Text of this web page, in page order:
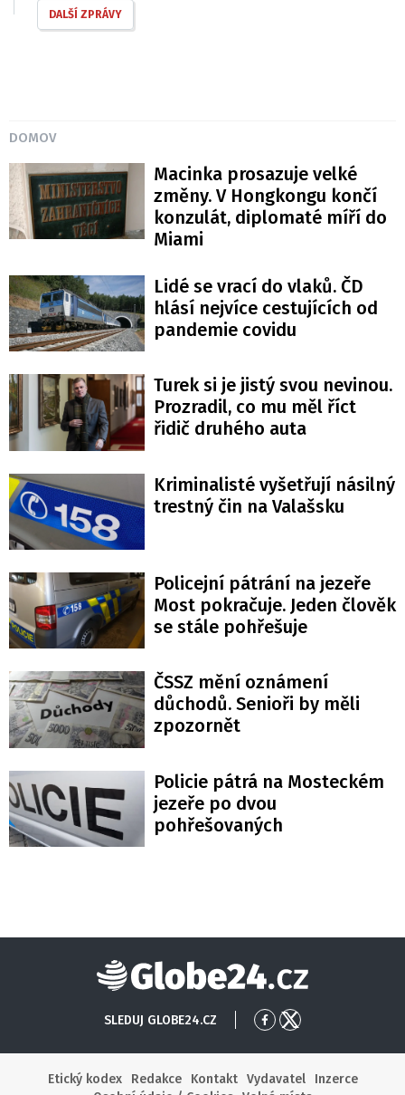
DALŠÍ ZPRÁVY
DOMOV
Macinka prosazuje velké
změny. V Hongkongu končí
konzulát, diplomaté míří do
Miami
Lidé se vrací do vlaků. ČD
hlásí nejvíce cestujících od
pandemie covidu
Turek si je jistý svou nevinou.
Prozradil, co mu měl říct
řidič druhého auta
Kriminalisté vyšetřují násilný
trestný čin na Valašsku
Policejní pátrání na jezeře
Most pokračuje. Jeden člověk
se stále pohřešuje
ČSSZ mění oznámení
důchodů. Senioři by měli
zpozornět
Policie pátrá na Mosteckém
jezeře po dvou
pohřešovaných
Globe24
SLEDUJ GLOBE24.CZ
PřejítPřejít
Etický kodex
Redakce Kontakt Vydavatel
Inzerce